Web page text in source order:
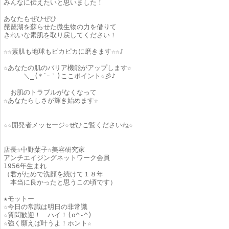
みんなに伝えたいと思いました！
あなたもぜひぜひ
琵琶湖を蘇らせた微生物の力を借りて
きれいな素肌を取り戻してください！
☆☆素肌も地球もピカピカに磨きます☆☆♪
☆あなたの肌のバリア機能がアップします☆
＼_(*´ｰ｀)ここポイント☆彡♪
お肌のトラブルがなくなって
☆あなたらしさが輝き始めます☆
☆☆開発者メッセージ☆ぜひご覧くださいね☆
店長☆中野葉子☆美容研究家
アンチエイジングネットワーク会員
1956年生まれ
（君がためで洗顔を続けて１８年
本当に良かったと思うこの頃です）
★モットー
☆今日の常識は明日の非常識
☆質問歓迎！ ハイ！(o^-^)ゞ
☆強く願えば叶うよ！ホント☆